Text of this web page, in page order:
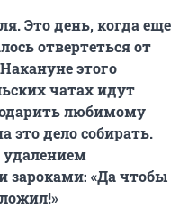
Это день, когда еще
отвертеться от
этого
чатах идут
любимому
это дело собирать.
зароками: «Да чтобы